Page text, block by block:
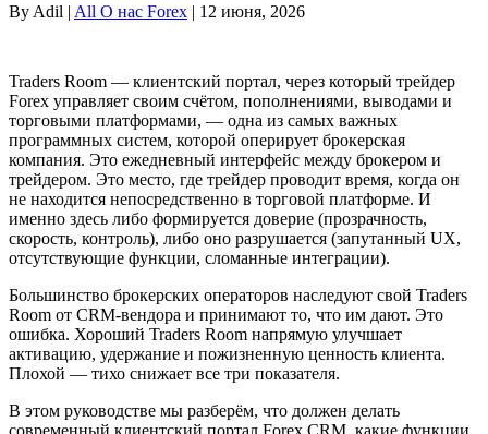
By Adil | All О нас Forex | 12 июня, 2026
Traders Room — клиентский портал, через который трейдер
Forex управляет своим счётом, пополнениями, выводами и
торговыми платформами, — одна из самых важных
программных систем, которой оперирует брокерская
компания. Это ежедневный интерфейс между брокером и
трейдером. Это место, где трейдер проводит время, когда он
не находится непосредственно в торговой платформе. И
именно здесь либо формируется доверие (прозрачность,
скорость, контроль), либо оно разрушается (запутанный UX,
отсутствующие функции, сломанные интеграции).
Большинство брокерских операторов наследуют свой Traders
Room от CRM-вендора и принимают то, что им дают. Это
ошибка. Хороший Traders Room напрямую улучшает
активацию, удержание и пожизненную ценность клиента.
Плохой — тихо снижает все три показателя.
В этом руководстве мы разберём, что должен делать
современный клиентский портал Forex CRM, какие функции